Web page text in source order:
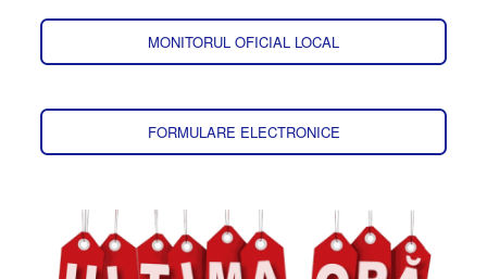
MONITORUL OFICIAL LOCAL
FORMULARE ELECTRONICE